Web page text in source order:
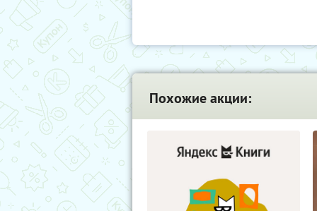
Похожие акции: